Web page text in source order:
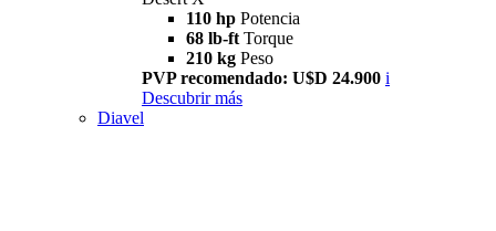
110 hp Potencia
68 lb-ft Torque
210 kg Peso
PVP recomendado: U$D 24.900 i
Descubrir más
Diavel